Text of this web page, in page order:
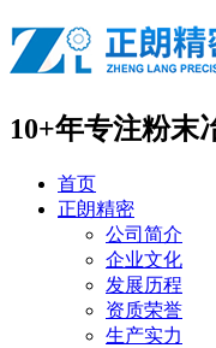
10+年专注粉末
首页
正朗精密
公司简介
企业文化
发展历程
资质荣誉
生产实力